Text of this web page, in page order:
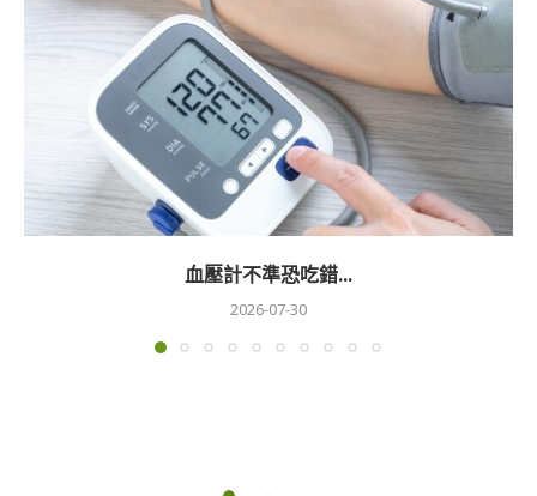
血壓計不準恐吃錯...
2026-07-30